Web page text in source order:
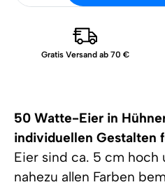
50 Watte-Eier in
individuellen Gestalten
Eier sind ca. 5 cm hoch
nahezu allen Farben
Gratis Versand ab 70 €